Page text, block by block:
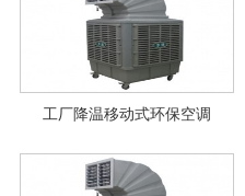
工厂降温移动式环保空调